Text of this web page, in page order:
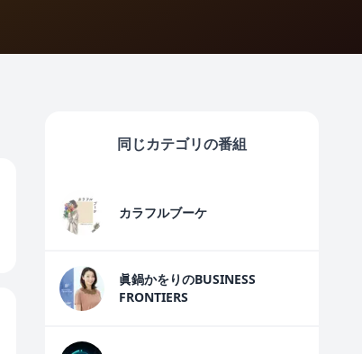
同じカテゴリの番組
カラフルブーケ
眞鍋かをりのBUSINESS
FRONTIERS